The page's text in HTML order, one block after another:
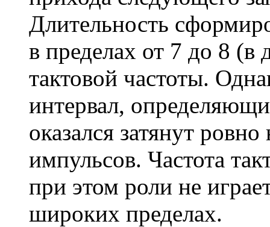
Длительность
в пределах от 7 до 8 (в
тактовой частоты.
интервал,
оказался затянут
импульсов. Частота
при этом роли не
широких пределах.